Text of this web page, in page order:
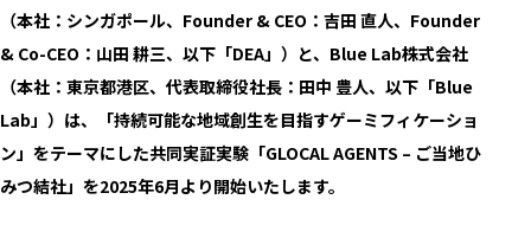
（本社：シンガポール、Founder & CEO：吉田 直人、Founder
& Co-CEO：山田 耕三、以下「DEA」）と、Blue Lab株式会社
（本社：東京都港区、代表取締役社長：田中 豊人、以下「Blue
Lab」）は、「持続可能な地域創生を目指すゲーミフィケーショ
ン」をテーマにした共同実証実験「GLOCAL AGENTS – ご当地ひ
みつ結社」を2025年6月より開始いたします。